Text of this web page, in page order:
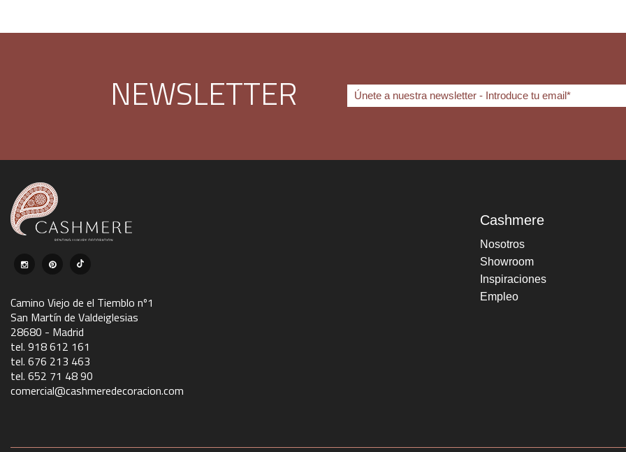
NEWSLETTER
Camino Viejo de el Tiemblo nº1
San Martín de Valdeiglesias
28680 - Madrid
tel. 918 612 161
tel. 676 213 463
tel. 652 71 48 90
comercial@cashmeredecoracion.com
Cashmere
Nosotros
Showroom
Inspiraciones
Empleo